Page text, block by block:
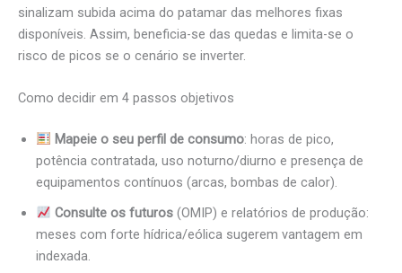
sinalizam subida acima do patamar das melhores fixas
disponíveis. Assim, beneficia-se das quedas e limita-se o
risco de picos se o cenário se inverter.
Como decidir em 4 passos objetivos
Mapeie o seu perfil de consumo: horas de pico,
potência contratada, uso noturno/diurno e presença de
equipamentos contínuos (arcas, bombas de calor).
Consulte os futuros(OMIP) e relatórios de produção:
meses com forte hídrica/eólica sugerem vantagem em
indexada.